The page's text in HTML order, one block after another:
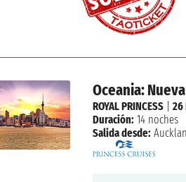
Oceania:
ROYAL PRINCESS| 26
Duración: 14 noches
Salida desde: